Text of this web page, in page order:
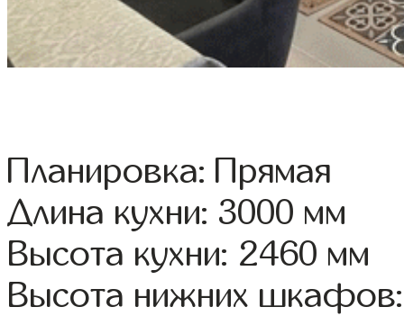
Планировка: Прямая
Длина кухни: 3000 мм
Высота кухни: 2460 мм
Высота нижних